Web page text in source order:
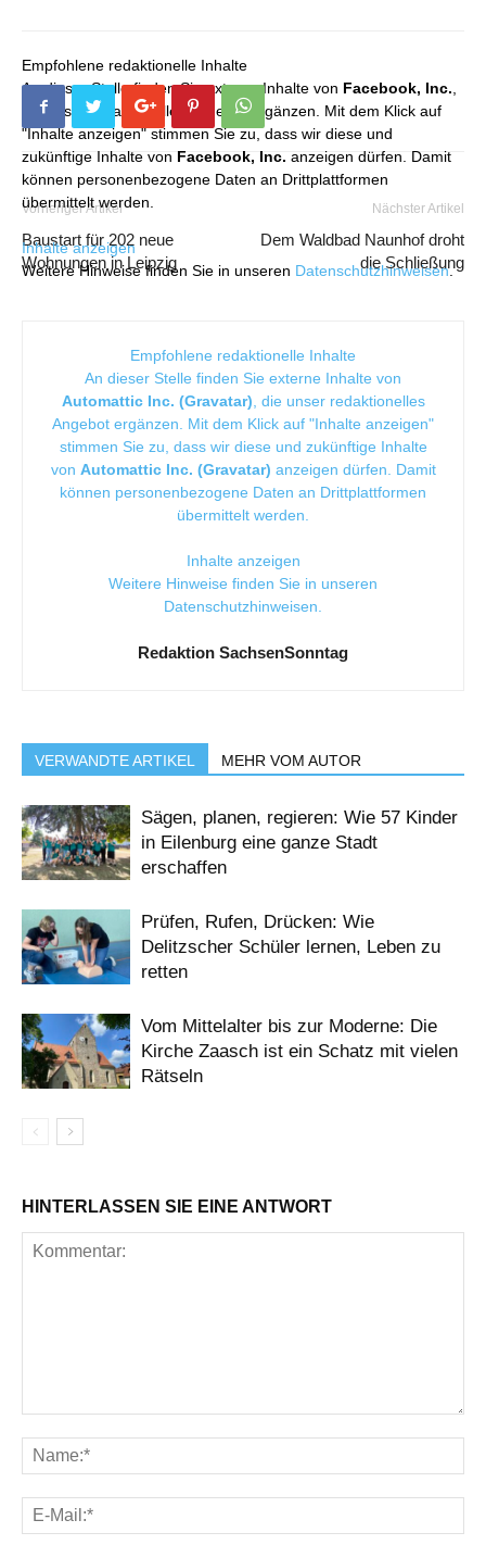
Empfohlene redaktionelle Inhalte
An dieser Stelle finden Sie externe Inhalte von Facebook, Inc.
die unser redaktionelles Angebot ergänzen. Mit dem Klick auf
"Inhalte anzeigen" stimmen Sie zu, dass wir diese und
zukünftige Inhalte von Facebook, Inc. anzeigen dürfen. Damit
können personenbezogene Daten an Drittplattformen
übermittelt werden.
Inhalte anzeigen
Weitere Hinweise finden Sie in unseren Datenschutzhinweisen.
Vorheriger Artikel
Baustart für 202 neue
Wohnungen in Leipzig
Nächster Artikel
Dem Waldbad Naunhof droht
die Schließung
Empfohlene redaktionelle Inhalte
An dieser Stelle finden Sie externe Inhalte von
Automattic Inc. (Gravatar) , die unser redaktionelles
Angebot ergänzen. Mit dem Klick auf "Inhalte anzeigen"
stimmen Sie zu, dass wir diese und zukünftige Inhalte
von Automattic Inc. (Gravatar) anzeigen dürfen. Damit
können personenbezogene Daten an Drittplattformen
übermittelt werden.
Inhalte anzeigen
Weitere Hinweise finden Sie in unseren
Datenschutzhinweisen
Redaktion SachsenSonntag
VERWANDTE ARTIKEL MEHR VOM AUTOR
Sägen, planen, regieren: Wie 57 Kinder
in Eilenburg eine ganze Stadt
erschaffen
Prüfen, Rufen, Drücken: Wie
Delitzscher Schüler lernen, Leben zu
retten
Vom Mittelalter bis zur Moderne: Die
Kirche Zaasch ist ein Schatz mit vielen
Rätseln
HINTERLASSEN SIE EINE ANTWORT